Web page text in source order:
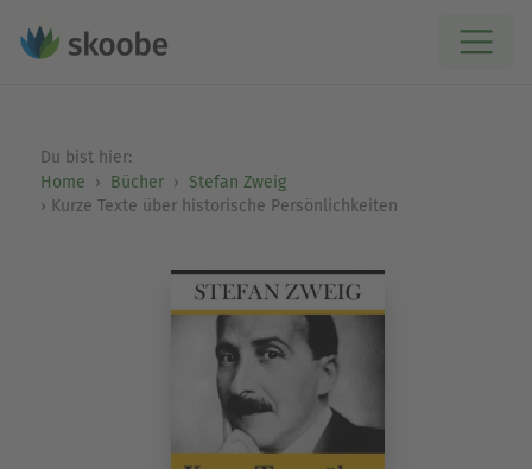
Du bist hier:
Home
Bücher
Stefan Zweig
Kurze Texte über historische Persönlichkeiten